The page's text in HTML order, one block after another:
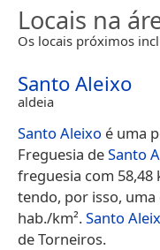
Locais na
Os locais próximos
Santo Aleixo
aldeia
Santo Aleixo é uma
Freguesia deSanto
freguesia com 58,48
tendo, por isso,
hab./km².Santo
de Torneiros.